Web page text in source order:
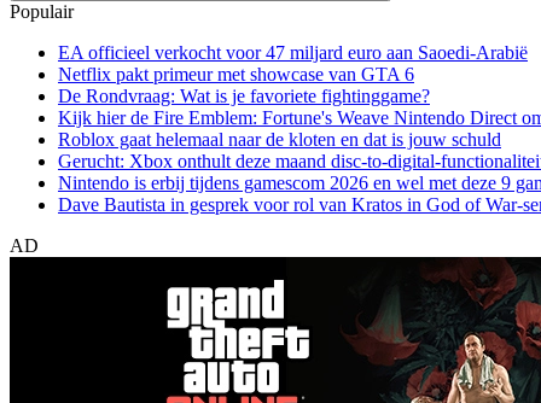
Populair
EA officieel verkocht voor 47 miljard euro aan Saoedi-Arabië
Netflix pakt primeur met showcase van GTA 6
De Rondvraag: Wat is je favoriete fightinggame?
Kijk hier de Fire Emblem: Fortune's Weave Nintendo Direct
Roblox gaat helemaal naar de kloten en dat is jouw schuld
Gerucht: Xbox onthult deze maand disc-to-digital-
Nintendo is erbij tijdens gamescom 2026 en wel met deze 9
Dave Bautista in gesprek voor rol van Kratos in God of War-
AD